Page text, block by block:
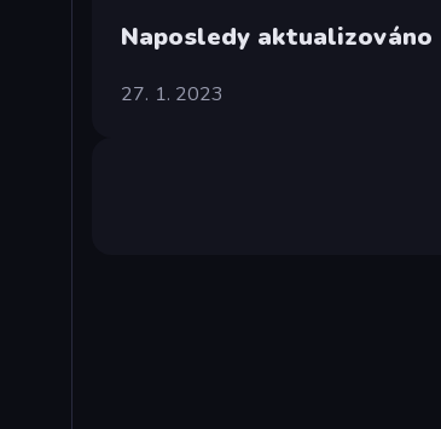
Naposledy aktualizováno
27. 1. 2023